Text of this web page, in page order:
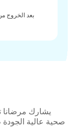
بعد الخروج
يشارك مرضانا
صحية عالية